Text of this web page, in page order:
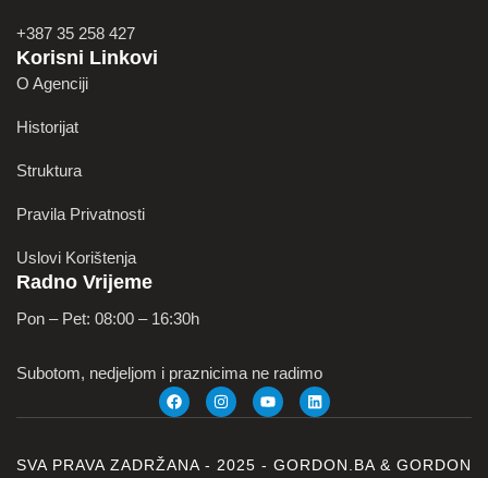
+387 35 258 427
Korisni Linkovi
O Agenciji
Historijat
Struktura
Pravila Privatnosti
Uslovi Korištenja
Radno Vrijeme
Pon – Pet: 08:00 – 16:30h
Subotom, nedjeljom i praznicima ne radimo
SVA PRAVA ZADRŽANA - 2025 - GORDON.BA & GORDON